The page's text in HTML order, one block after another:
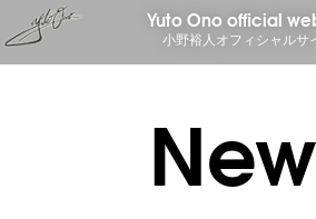
Yuto Ono official
小野裕人オフィシャルサ